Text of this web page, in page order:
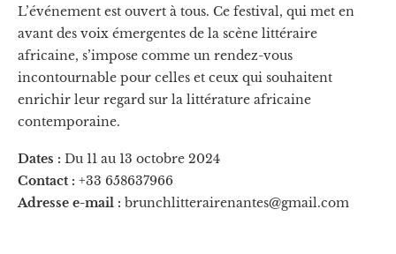
L’événement est ouvert à tous. Ce festival, qui met en
avant des voix émergentes de la scène littéraire
africaine, s’impose comme un rendez-vous
incontournable pour celles et ceux qui souhaitent
enrichir leur regard sur la littérature africaine
contemporaine.
Dates : Du 11 au 13 octobre 2024
Contact : +33 658637966
Adresse e-mail : brunchlitterairenantes@gmail.com